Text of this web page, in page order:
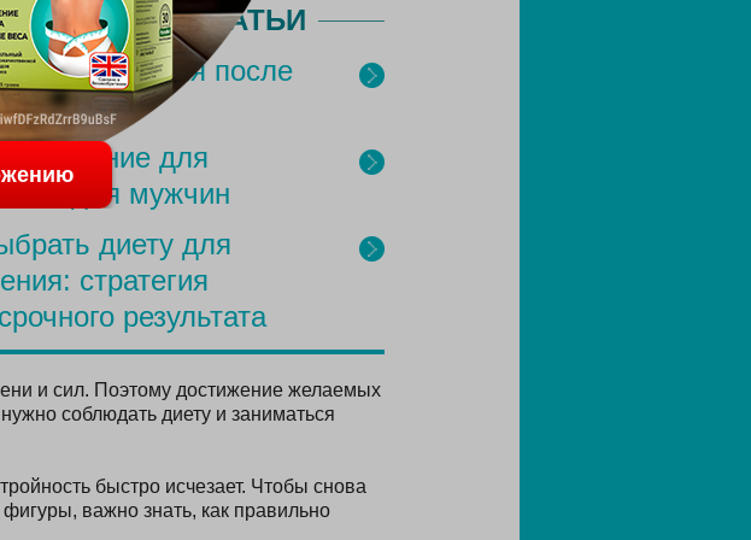
ПОСЛЕДНИЕ СТАТЬИ
похудения после
питание для
для мужчин
диету для
стратегия
результата
и сил. Поэтому достижение желаемых
соблюдать диету и заниматься
быстро исчезает. Чтобы снова
важно знать, как правильно